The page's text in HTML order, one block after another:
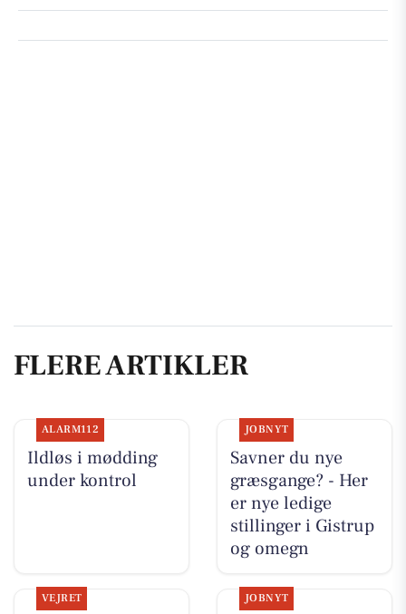
FLERE ARTIKLER
ALARM112
Ildløs i mødding
under kontrol
JOBNYT
Savner du nye
græsgange? - Her
er nye ledige
stillinger i Gistrup
og omegn
VEJRET JOBNYT